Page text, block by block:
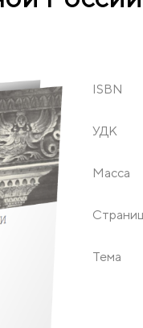
ISBN
УДК
Масса
Тема